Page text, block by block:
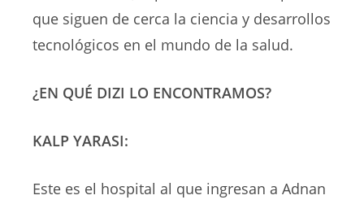
que siguen de cerca la ciencia y desarrollos
tecnológicos en el mundo de la salud.
¿EN QUÉ DIZI LO ENCONTRAMOS?
KALP YARASI:
Este es el hospital al que ingresan a Adnan